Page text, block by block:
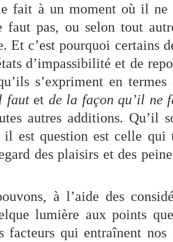
fait à un moment où il
faut pas, ou selon tout
Et c’est pourquoi certains
d’impassibilité et de
s’expriment en
faut et de la façon qu’il ne
autres additions. Qu’il
il est question est celle
des plaisirs et des
à l’aide des
lumière aux points
facteurs qui entraînent